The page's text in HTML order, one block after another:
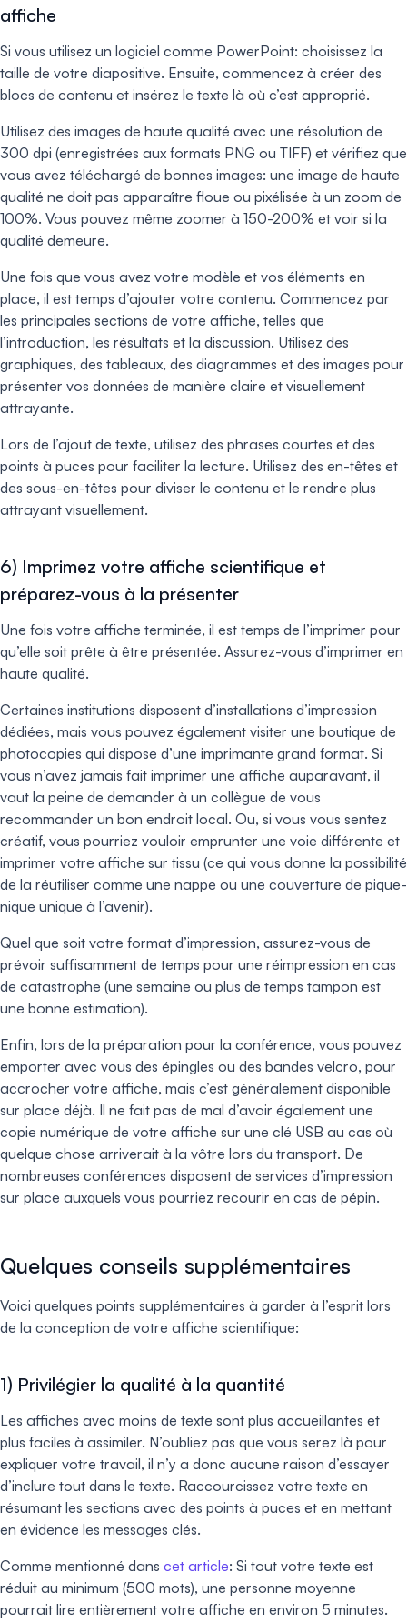
affiche
Si vous utilisez un logiciel comme PowerPoint: choisissez la
taille de votre diapositive. Ensuite, commencez à créer des
blocs de contenu et insérez le texte là où c’est approprié.
Utilisez des images de haute qualité avec une résolution de
300 dpi (enregistrées aux formats PNG ou TIFF) et vérifiez que
vous avez téléchargé de bonnes images: une image de haute
qualité ne doit pas apparaître floue ou pixélisée à un zoom de
100%. Vous pouvez même zoomer à 150-200% et voir si la
qualité demeure.
Une fois que vous avez votre modèle et vos éléments en
place, il est temps d’ajouter votre contenu. Commencez par
les principales sections de votre affiche, telles que
l’introduction, les résultats et la discussion. Utilisez des
graphiques, des tableaux, des diagrammes et des images pour
présenter vos données de manière claire et visuellement
attrayante.
Lors de l’ajout de texte, utilisez des phrases courtes et des
points à puces pour faciliter la lecture. Utilisez des en-têtes et
des sous-en-têtes pour diviser le contenu et le rendre plus
attrayant visuellement.
6) Imprimez votre affiche scientifique et
préparez-vous à la présenter
Une fois votre affiche terminée, il est temps de l’imprimer pour
qu’elle soit prête à être présentée. Assurez-vous d’imprimer en
haute qualité.
Certaines institutions disposent d’installations d’impression
dédiées, mais vous pouvez également visiter une boutique de
photocopies qui dispose d’une imprimante grand format. Si
vous n’avez jamais fait imprimer une affiche auparavant, il
vaut la peine de demander à un collègue de vous
recommander un bon endroit local. Ou, si vous vous sentez
créatif, vous pourriez vouloir emprunter une voie différente et
imprimer votre affiche sur tissu (ce qui vous donne la possibilité
de la réutiliser comme une nappe ou une couverture de pique-
nique unique à l’avenir).
Quel que soit votre format d’impression, assurez-vous de
prévoir suffisamment de temps pour une réimpression en cas
de catastrophe (une semaine ou plus de temps tampon est
une bonne estimation).
Enfin, lors de la préparation pour la conférence, vous pouvez
emporter avec vous des épingles ou des bandes velcro, pour
accrocher votre affiche, mais c’est généralement disponible
sur place déjà. Il ne fait pas de mal d’avoir également une
copie numérique de votre affiche sur une clé USB au cas où
quelque chose arriverait à la vôtre lors du transport. De
nombreuses conférences disposent de services d’impression
sur place auxquels vous pourriez recourir en cas de pépin.
Quelques conseils supplémentaires
Voici quelques points supplémentaires à garder à l’esprit lors
de la conception de votre affiche scientifique:
1) Privilégier la qualité à la quantité
Les affiches avec moins de texte sont plus accueillantes et
plus faciles à assimiler. N’oubliez pas que vous serez là pour
expliquer votre travail, il n’y a donc aucune raison d’essayer
d’inclure tout dans le texte. Raccourcissez votre texte en
résumant les sections avec des points à puces et en mettant
en évidence les messages clés.
Comme mentionné dans cet article: Si tout votre texte est
réduit au minimum (500 mots), une personne moyenne
pourrait lire entièrement votre affiche en environ 5 minutes.